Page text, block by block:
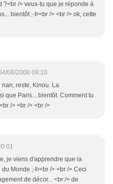
?<br /> veux-tu que je réponde à
bientôt ;-Þ<br /> <br /> ok, cette
08/2008 09:10
nan, reste, Kinou. La
que Paris... bientôt. Comment tu
/> <br /> <br />
je viens d'apprendre que la
Monde ;-Þ<br /> <br /> Ceci
de décor... <br /> de